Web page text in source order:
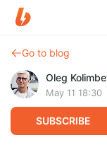
Go to blog
Oleg
May 11 18:30
SUBSCRIBE